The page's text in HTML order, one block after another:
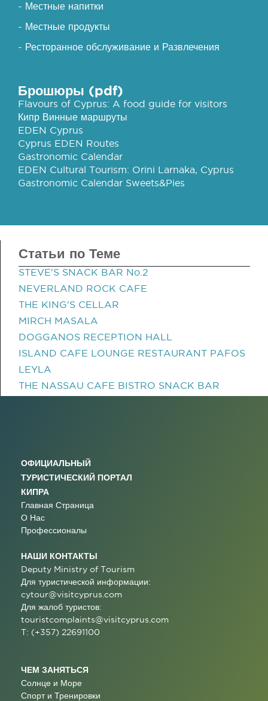
- Местные напитки
- Местные продукты
- Ресторанное обслуживание и Развлечения
Брошюры (pdf)
Flavours of Cyprus: A food guide for visitors
Кипр Винные маршруты
EDEN Cyprus
Cyprus EDEN Routes
Gastronomic Calendar
EDEN Cultural Tourism: Orini Larnaka, Cyprus
Gastronomic Calendar Sweets&Pies
Статьи по Теме
STEVE'S SNACK BAR No.2
NEVERLAND ROCK CAFE
THE KING'S CELLAR
MIRCH MASALA
DOGGANOS RECEPTION HALL
ISLAND CAFE LOUNGE RESTAURANT PAFOS
LEYLA
THE NASSAU CAFE BISTRO SNACK BAR
ОФИЦИАЛЬНЫЙ
ТУРИСТИЧЕСКИЙ ПОРТАЛ
КИПРА
Главная Страница
О Нас
Профессионалы
НАШИ КОНТАКТЫ
Deputy Ministry of Tourism
Для туристической информации:
cytour@visitcyprus.com
Для жалоб туристов:
touristcomplaints@visitcyprus.com
T: (+357) 22691100
ЧЕМ ЗАНЯТЬСЯ
Солнце и Море
Спорт и Тренировки